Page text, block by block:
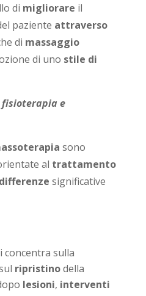
di migliorare il
paziente attraverso
di massaggio
di uno stile di
fisioterapia e
sono
al trattamento
differenze significative
concentra sulla
ripristinodella
lesioni, interventi